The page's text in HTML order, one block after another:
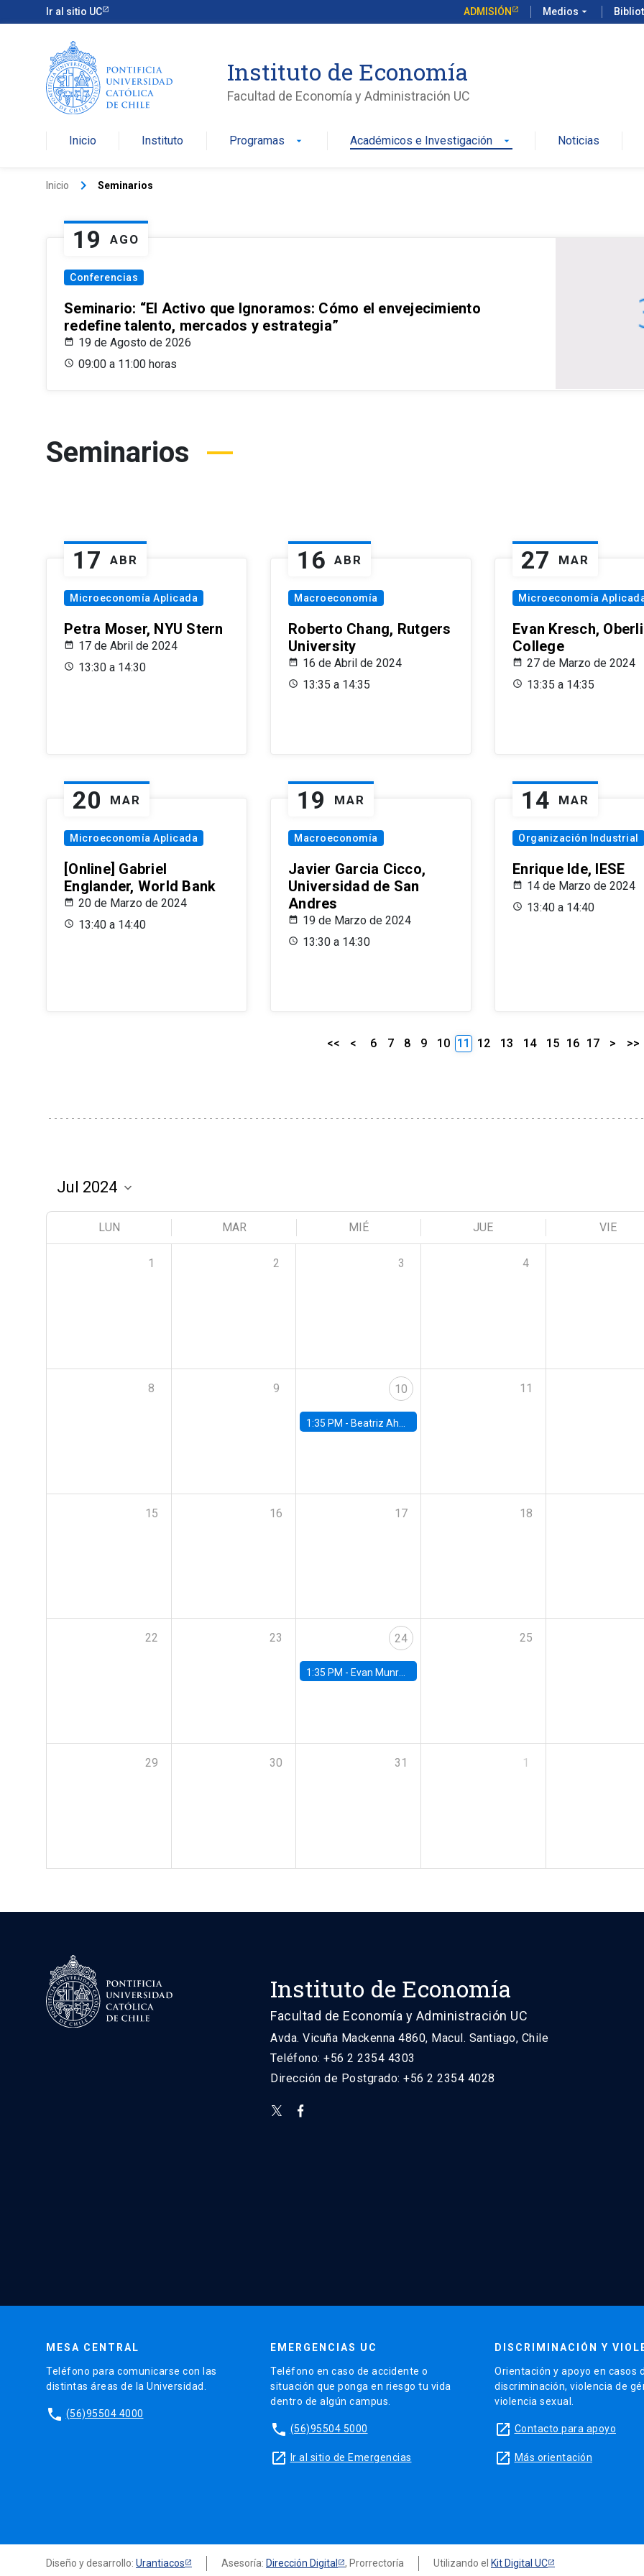
Ir al sitio UC ADMISIÓN Medios arrow_drop_down
Instituto de Economía
Facultad de Economía y Administración UC
Inicio Instituto Programas arrow_drop_down Académicos e Investigación arrow_drop_down Noticias
Inicio keyboard_arrow_right Seminarios
19 AGO
Conferencias
Seminario: “El Activo que Ignoramos: Cómo el envejecimiento
redefine talento, mercados y estrategia”
19 de Agosto de 2026
09:00 a 11:00 horas
Seminarios
17 ABR
Microeconomía Aplicada
Petra Moser, NYU Stern
17 de Abril de 2024
13:30 a 14:30
16 ABR
Macroeconomía
Roberto Chang, Rutgers
University
16 de Abril de 2024
13:35 a 14:35
27 MAR
Microeconomía
Evan Kresch,
College
27 de Marzo de 2024
13:35 a 14:35
20 MAR
Microeconomía Aplicada
[Online] Gabriel
Englander, World Bank
20 de Marzo de 2024
13:40 a 14:40
19 MAR
Macroeconomía
Javier Garcia Cicco,
Universidad de San
Andres
19 de Marzo de 2024
13:30 a 14:30
14 MAR
Organización Industrial
Enrique Ide, IESE
14 de Marzo de 2024
13:40 a 14:40
<< < 6 7 8 9 10 11 12 13 14 15 16 17 > >>
LUN MAR MIÉ JUE VIE
1 2 3 4
8 9 10
1:35 PM - Beatriz Ahumada, PhD candidate, Universidad de Pittsburgh
11
15 16 17 18
22 23 24
1:35 PM - Evan Munro, Neyman Visiting Assistant Professor in the Department of Statistics at UC Berkeley
25
29 30 31 1
Instituto de Economía
Facultad de Economía y Administración UC
Avda. Vicuña Mackenna 4860, Macul. Santiago, Chile
Teléfono: +56 2 2354 4303
Dirección de Postgrado: +56 2 2354 4028
MESA CENTRAL
Teléfono para comunicarse con las
distintas áreas de la Universidad.
phone (56)95504 4000
EMERGENCIAS UC
Teléfono en caso de accidente o
situación que ponga en riesgo tu vida
dentro de algún campus.
phone (56)95504 5000
launch Ir al sitio de Emergencias
DISCRIMINACIÓN Y
Orientación y apoyo en casos
discriminación, violencia de
violencia sexual.
launch Contacto para apoyo
launch Más orientación
Diseño y desarrollo: Urantiacos Asesoría: Dirección Digital , Prorrectoría Utilizando el Kit Digital UC